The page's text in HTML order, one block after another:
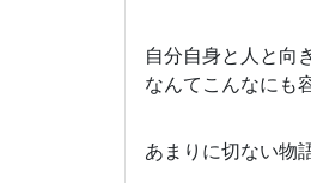
自分自身と人と向
なんてこんなにも
あまりに切ない物